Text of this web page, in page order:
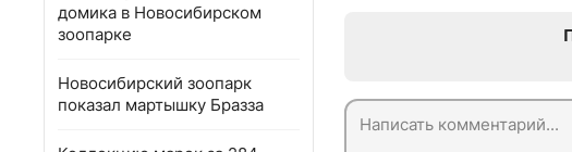
домика в Новосибирском
зоопарке
Новосибирский зоопарк
показал мартышку Бразза